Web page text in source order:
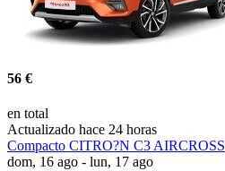
56 €
en total
Actualizado hace 24 horas
Compacto CITRO?N C3 AIRCROSS
dom, 16 ago - lun, 17 ago